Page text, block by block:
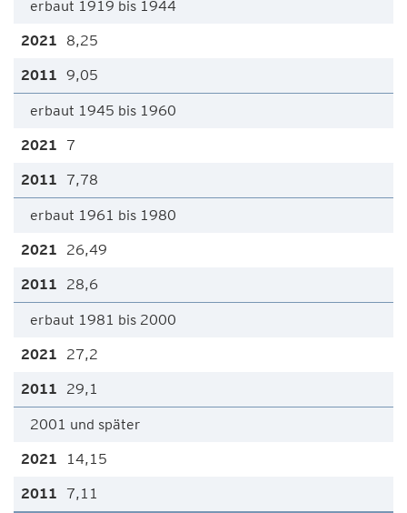
erbaut 1919 bis 1944
8,25
9,05
erbaut 1945 bis 1960
7
7,78
erbaut 1961 bis 1980
26,49
28,6
erbaut 1981 bis 2000
27,2
29,1
2001 und später
14,15
7,11